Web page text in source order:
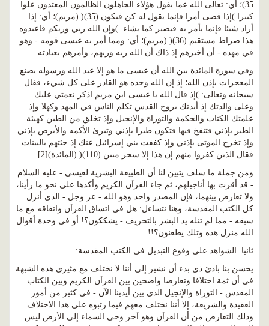
35)؛ أي: تعالى الله عما يقول هؤلاء الجاهلون الظالمون المعتدون علوا
كبيرا )إذا قضى أمرا فإنما يقول له كن فيكون (35)( (مريم)؛ أي: إذا
أراد شيئا فإنما يأمر به فيصير كما يشاء. )وإن الله ربي وربكم فاعبدوه
هذا صراط مستقيم (36)( (مريم)؛ أي: ومما أمر به عيسى قومه - وهو
في مهده - أن أخبرهم إذ ذاك أن الله ربه وربهم، وأمرهم بعبادته.
وفي سورة المائدة بين الله أن عيسى ما هو إلا عبد الله ورسوله يصنع
المعجزات بإذن الله؛ إذ إن الله وحده هو القادر على كل شيء، فقال
سبحانه وتعالى: )إذ قال الله يا عيسى ابن مريم اذكر نعمتي عليك
وعلى والدتك إذ أيدتك بروح القدس تكلم الناس في المهد وكهلا وإذ
علمتك الكتاب والحكمة والتوراة والإنجيل وإذ تخلق من الطين كهيئة
الطير بإذني فتنفخ فيها فتكون طيرا بإذني وتبرئ الأكمه والأبرص بإذني
وإذ تخرج الموتى بإذني وإذ كففت بني إسرائيل عنك إذ جئتهم بالبينات
فقال الذين كفروا منهم إن هذا إلا سحر مبين (110)( (المائدة)[2].
ومن جملة ما سلف يتبين لنا أن الطبيعة البشرية لعيسى - عليه السلام
- قد أقرت بها أناجيلهم، ثم جاء القرآن الكريم وأكدها على نحو ما رأينا،
ولا تعارض بينهما، فإن المصدر واحد وهو الله - عز وجل - الذي أنزل
كل الكتب المقدسة، وهنا نتساءل: هل في اتساق القرآن واتفاقه مع ما
سبقه - مما لم تنله يد البشر بالتحريف - يشككون؟! أو في وحدة أقوال
الله منزل هذه وتلك يطعنون؟!!
ثانيا. الشواهد على وقوع التبديل في الكتب المقدسة:
يحسن بنا بادئ ذي بدء أن نشير إلى أننا لا نختلف مع مثيري هذه الشبهة
في أن ثمة اختلافا وتعارضا واضحين بين القرآن الكريم وبين الكتاب
المقدس - التوراة والإنجيل الذي بين أيدينا الآن - في كثير من أمور
العقيدة والشريعة، إلا أننا نختلف معهم فيما رتبوه على هذا الاختلاف
وذلك التعارض من أن القرآن وهو آخر وحي السماء إلى الأرض ليس